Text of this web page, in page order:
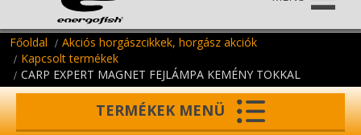
Főoldal
Akciós horgászcikkek, horgász akciók
Kapcsolt termékek
CARP EXPERT MAGNET FEJLÁMPA KEMÉNY TOKKAL
TERMÉKEK MENÜ